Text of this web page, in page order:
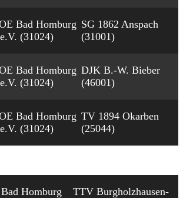
Bad Homburg
(31024)
SG 1862 Anspach
(31001)
Bad Homburg
(31024)
DJK B.-W. Bieber
(46001)
Bad Homburg
(31024)
TV 1894 Okarben
(25044)
Homburg
TTV Burgholzhausen-